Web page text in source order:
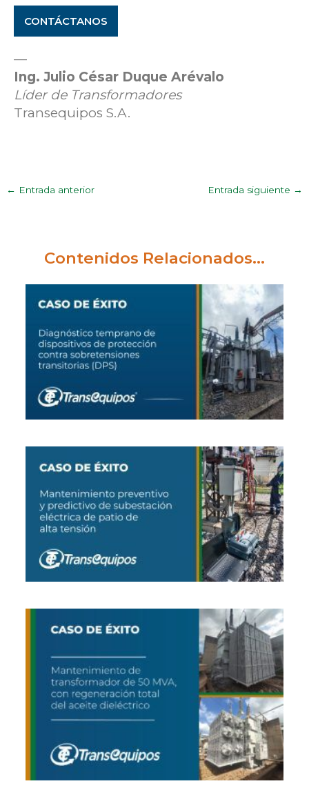
CONTÁCTANOS
—
Ing. Julio César Duque Arévalo
Líder de Transformadores
Transequipos S.A.
← Entrada anterior Entrada siguiente →
Contenidos Relacionados...